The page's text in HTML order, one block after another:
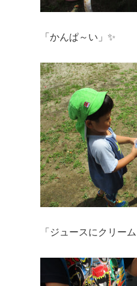
「かんぱ～い」✨
「ジュースにクリー